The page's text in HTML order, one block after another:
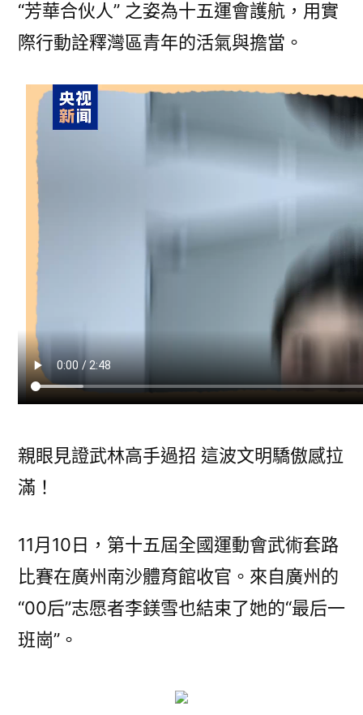
翻
修
計
豚”
高
能
量
收
官
志
Vlog〉
“芳華合伙人” 之姿為十五運會護航，用實
際行動詮釋灣區青年的活氣與擔當。
親眼見證武林高手過招 這波文明驕傲感拉
滿！
11月10日，第十五屆全國運動會武術套路
比賽在廣州南沙體育館收官。來自廣州的
“00后”志愿者李鎂雪也結束了她的“最后一
班崗”。